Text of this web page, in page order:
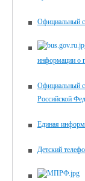
Официальный
информации о
Официальный
Российской
Единая
Детский